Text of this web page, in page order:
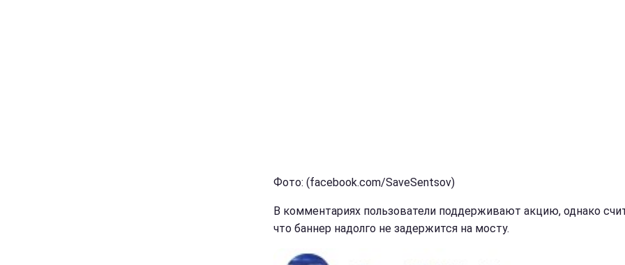
Фото: (facebook.com/SaveSentsov)
В комментариях пользователи поддерживают акцию, однако
что баннер надолго не задержится на мосту.